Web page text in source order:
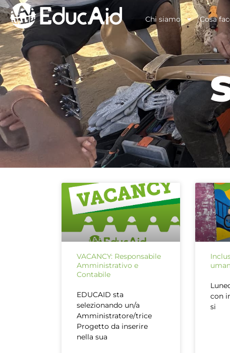
Chi siamo Cosa
VACANCY: Responsabile
Amministrativo e
Contabile
EDUCAID sta
selezionando un/a
Amministratore/trice
Progetto da inserire
nella sua
con
si